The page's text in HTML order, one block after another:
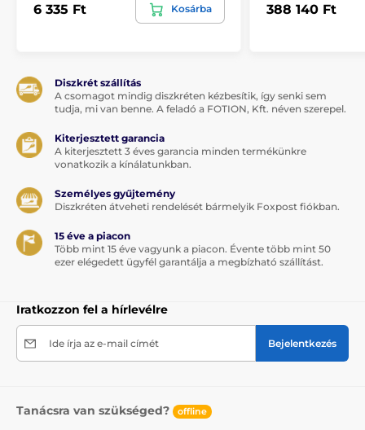
6 335 Ft Kosárba 388 140 Ft
Diszkrét szállítás
A csomagot mindig diszkréten kézbesítik, így senki sem
tudja, mi van benne. A feladó a FOTION, Kft. néven szerepel.
Kiterjesztett garancia
A kiterjesztett 3 éves garancia minden termékünkre
vonatkozik a kínálatunkban.
Személyes gyűjtemény
Diszkréten átveheti rendelését bármelyik Foxpost fiókban.
15 éve a piacon
Több mint 15 éve vagyunk a piacon. Évente több mint 50
ezer elégedett ügyfél garantálja a megbízható szállítást.
Iratkozzon fel a hírlevélre
Ide írja az e-mail címét Bejelentkezés
Tanácsra van szükséged? offline